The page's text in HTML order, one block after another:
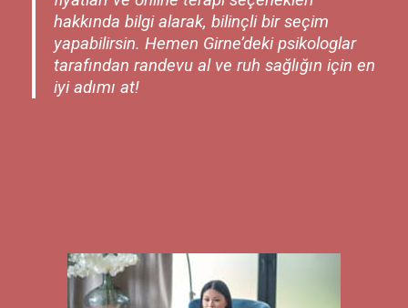
hakkında bilgi alarak, bilinçli bir seçim
yapabilirsin. Hemen Girne’deki psikologlar
tarafından randevu al ve ruh sağlığın için en
iyi adımı at!